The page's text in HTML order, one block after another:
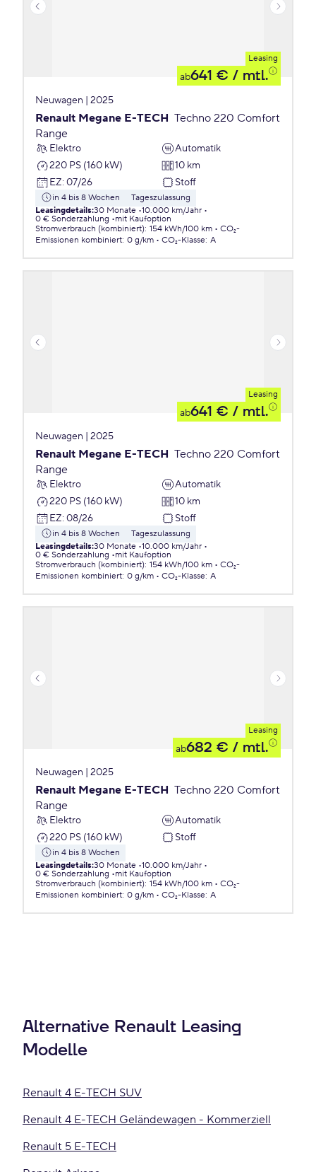
Leasing
ab641 € / mtl.
Neuwagen | 2025
Renault Megane E-TECH Techno 220 Comfort
Range
Elektro
Automatik
220 PS (160 kW)
10 km
EZ: 07/26 Stoff
in 4 bis 8 Wochen
Tageszulassung
Leasingdetails:30 Monate 10.000 km/Jahr
0 € Sonderzahlung
mit Kaufoption
Stromverbrauch (kombiniert): 154 kWh/100 km
CO₂-
Emissionen kombiniert: 0 g/km CO₂-Klasse: A
Leasing
ab641 € / mtl.
Neuwagen | 2025
Renault Megane E-TECH Techno 220 Comfort
Range
Elektro
Automatik
220 PS (160 kW)
10 km
EZ: 08/26 Stoff
in 4 bis 8 Wochen
Tageszulassung
Leasingdetails:30 Monate 10.000 km/Jahr
0 € Sonderzahlung
mit Kaufoption
Stromverbrauch (kombiniert): 154 kWh/100 km
CO₂-
Emissionen kombiniert: 0 g/km CO₂-Klasse: A
Leasing
ab682 € / mtl.
Neuwagen | 2025
Renault Megane E-TECH Techno 220 Comfort
Range
Elektro
Automatik
220 PS (160 kW)
Stoff
in 4 bis 8 Wochen
Leasingdetails:30 Monate 10.000 km/Jahr
0 € Sonderzahlung
mit Kaufoption
Stromverbrauch (kombiniert): 154 kWh/100 km
CO₂-
Emissionen kombiniert: 0 g/km CO₂-Klasse: A
Alternative Renault Leasing
Modelle
Renault 4 E-TECH SUV
Renault 4 E-TECH Geländewagen - Kommerziell
Renault 5 E-TECH